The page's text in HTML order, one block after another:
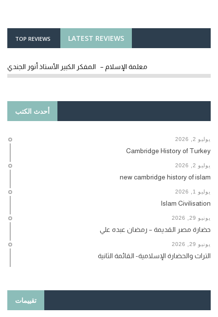
LATEST REVIEWS
TOP REVIEWS
معلمة الإسلام – المفكر الكبير الأستاذ أنور الجندي
أحدث الكتب
يوليو 2, 2026
Cambridge History of Turkey
يوليو 2, 2026
new cambridge history of islam
يوليو 1, 2026
Islam Civilisation
يونيو 29, 2026
حضارة مصر القديمة – رمضان عبده علي
يونيو 29, 2026
التراث والحضارة الإسلامية- القائمة الثانية
تقييمات